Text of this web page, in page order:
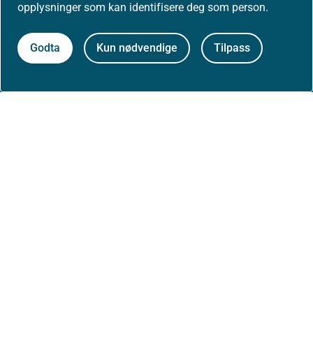
opplysninger som kan identifisere deg som person.
Godta Kun nødvendige Tilpass
Om nettstedet